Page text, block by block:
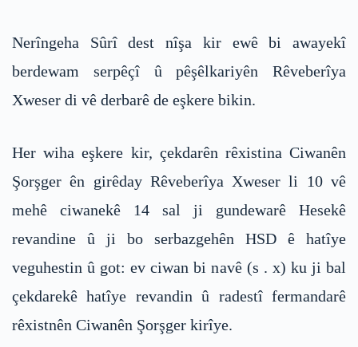
Nerîngeha Sûrî dest nîşa kir ewê bi awayekî
berdewam serpêçî û pêşêlkariyên Rêveberîya
Xweser di vê derbarê de eşkere bikin.
Her wiha eşkere kir, çekdarên rêxistina Ciwanên
Şorşger ên girêday Rêveberîya Xweser li 10 vê
mehê ciwanekê 14 sal ji gundewarê Hesekê
revandine û ji bo serbazgehên HSD ê hatîye
veguhestin û got: ev ciwan bi navê (s . x) ku ji bal
çekdarekê hatîye revandin û radestî fermandarê
rêxistnên Ciwanên Şorşger kirîye.